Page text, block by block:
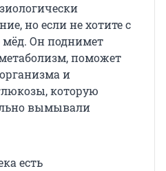
но если не хотите с
Он поднимет
поможет
и
которую
вымывали
есть